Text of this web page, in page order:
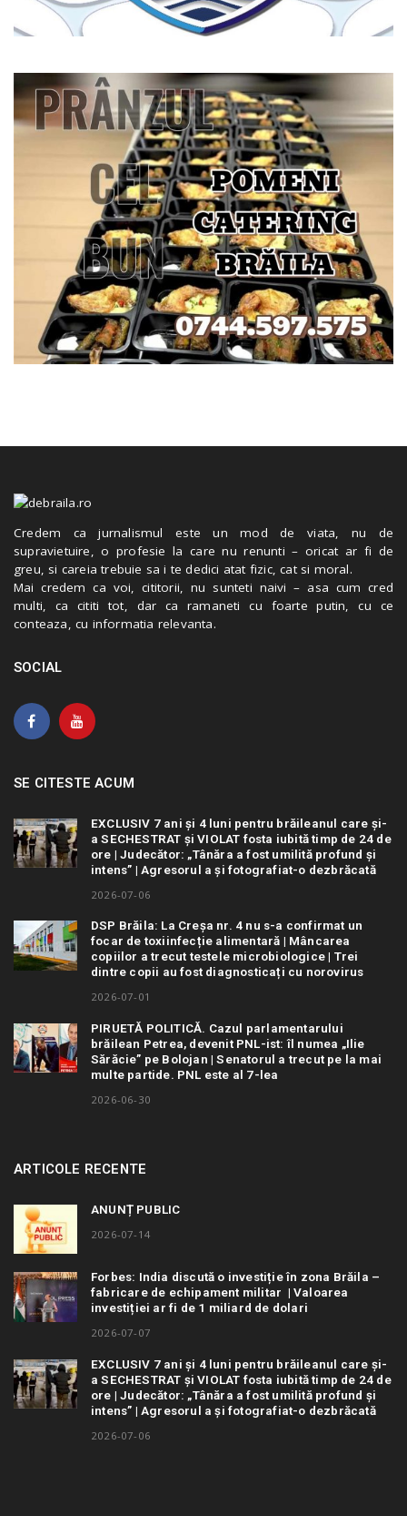
Credem ca jurnalismul este un mod de viata, nu de
supravietuire, o profesie la care nu renunti – oricat ar fi de
greu, si careia trebuie sa i te dedici atat fizic, cat si moral.
Mai credem ca voi, cititorii, nu sunteti naivi – asa cum cred
multi, ca cititi tot, dar ca ramaneti cu foarte putin, cu ce
conteaza, cu informatia relevanta.
SOCIAL
SE CITESTE ACUM
EXCLUSIV 7 ani și 4 luni pentru brăileanul care și-
a SECHESTRAT și VIOLAT fosta iubită timp de 24 de
ore | Judecător: „Tânăra a fost umilită profund și
intens” | Agresorul a și fotografiat-o dezbrăcată
2026-07-06
DSP Brăila: La Creșa nr. 4 nu s-a confirmat un
focar de toxiinfecție alimentară | Mâncarea
copiilor a trecut testele microbiologice | Trei
dintre copii au fost diagnosticați cu norovirus
2026-07-01
PIRUETĂ POLITICĂ. Cazul parlamentarului
brăilean Petrea, devenit PNL-ist: îl numea „Ilie
Sărăcie” pe Bolojan | Senatorul a trecut pe la mai
multe partide. PNL este al 7-lea
2026-06-30
ARTICOLE RECENTE
ANUNȚ PUBLIC
2026-07-14
Forbes: India discută o investiție în zona Brăila –
fabricare de echipament militar | Valoarea
investiției ar fi de 1 miliard de dolari
2026-07-07
EXCLUSIV 7 ani și 4 luni pentru brăileanul care și-
a SECHESTRAT și VIOLAT fosta iubită timp de 24 de
ore | Judecător: „Tânăra a fost umilită profund și
intens” | Agresorul a și fotografiat-o dezbrăcată
2026-07-06